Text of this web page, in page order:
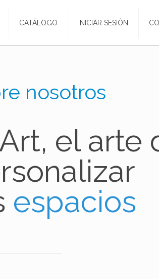
CATÁLOGO INICIAR SESIÓN
nosotros
el arte
espacios